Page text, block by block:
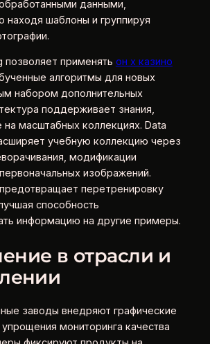
данными,
находя шаблоны и группируя
позволяет применять он х казино
алгоритмы для новых
набором дополнительных
поддерживает знания,
масштабных коллекциях. Data
учебную коллекцию через
модификации
изображений.
перетренировку
способность
информацию на другие примеры.
в отрасли и
заводы внедряют графические
мониторинга качества